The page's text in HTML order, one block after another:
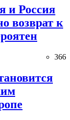
и Россия
возврат к
366